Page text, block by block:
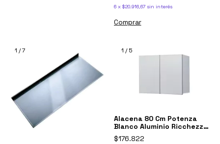
6 x $20.916,67 sin interés
Comprar
1 /7 1 /5
Alacena 80 Cm Potenza
Blanco Aluminio Ricchezze
Cocina
$176.822